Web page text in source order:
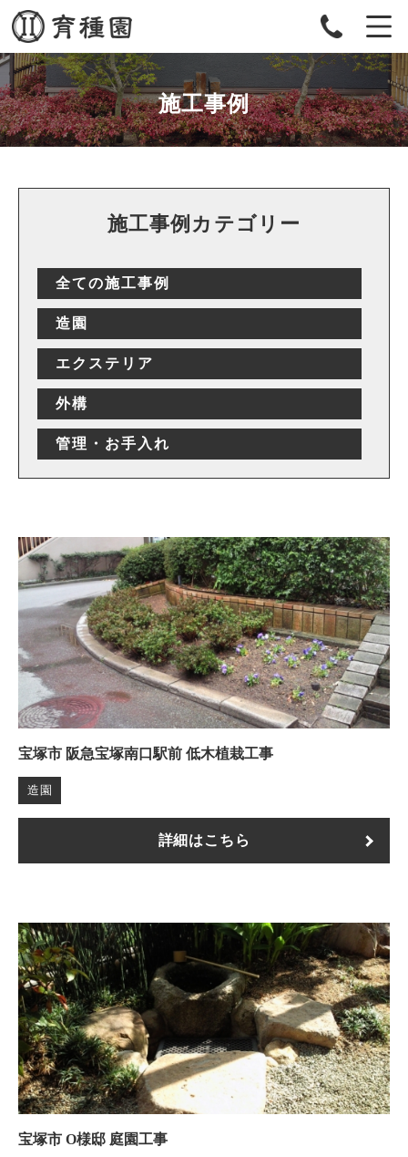
施工事例
施工事例カテゴリー
全ての施工事例
造園
エクステリア
外構
管理・お手入れ
宝塚市 阪急宝塚南口駅前 低木植栽工事
造園
詳細はこちら
宝塚市 O様邸 庭園工事